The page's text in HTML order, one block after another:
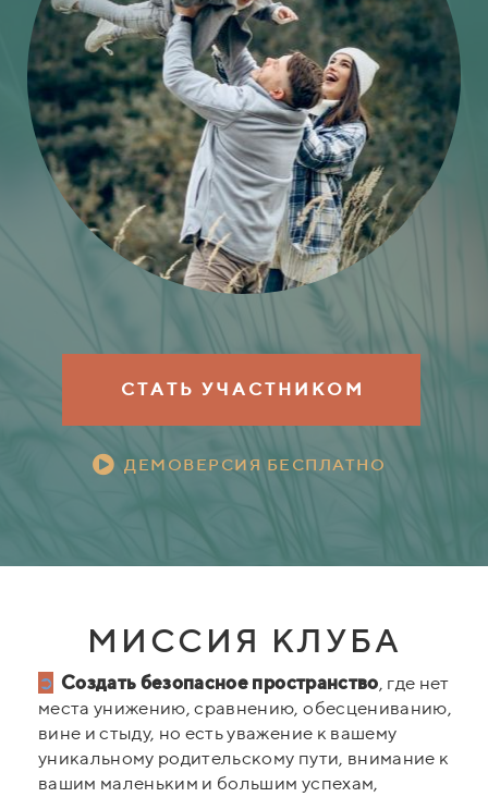
С Т А Т Ь У Ч А С Т Н И К О М
ДЕМОВЕРСИЯ БЕСПЛАТНО
МИССИЯ КЛУБА
➲ Создать безопасное пространство, где нет
места унижению, сравнению, обесцениванию,
вине и стыду, но есть уважение к вашему
уникальному родительскому пути, внимание к
вашим маленьким и большим успехам,